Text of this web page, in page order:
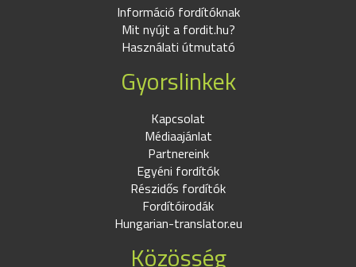
Információ fordítóknak
Mit nyújt a fordit.hu?
Használati útmutató
Gyorslinkek
Kapcsolat
Médiaajánlat
Partnereink
Egyéni fordítók
Részidős fordítók
Fordítóirodák
Hungarian-translator.eu
Közösség